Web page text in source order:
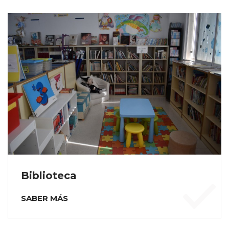
Biblioteca
SABER MÁS